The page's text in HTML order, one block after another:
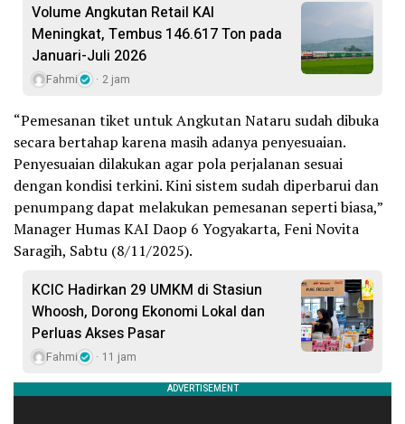
Volume Angkutan Retail KAI
Meningkat, Tembus 146.617 Ton pada
Januari-Juli 2026
Fahmi 2 jam
“Pemesanan tiket untuk Angkutan Nataru sudah dibuka
secara bertahap karena masih adanya penyesuaian.
Penyesuaian dilakukan agar pola perjalanan sesuai
dengan kondisi terkini. Kini sistem sudah diperbarui dan
penumpang dapat melakukan pemesanan seperti biasa,”
Manager Humas KAI Daop 6 Yogyakarta, Feni Novita
Saragih, Sabtu (8/11/2025).
KCIC Hadirkan 29 UMKM di Stasiun
Whoosh, Dorong Ekonomi Lokal dan
Perluas Akses Pasar
Fahmi 11 jam